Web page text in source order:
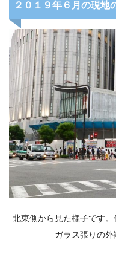
２０１９年６月の現地
北東側から見た様子です。
ガラス張りの外